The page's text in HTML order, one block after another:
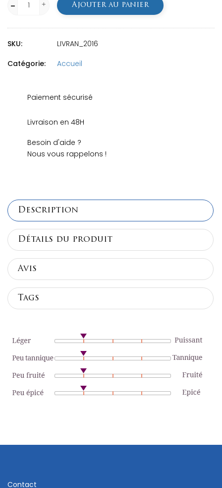
Ajouter au panier
SKU:
LIVRAN_2016
Catégorie:
Accueil
Paiement sécurisé
Livraison en 48H
Besoin d'aide ?
Nous vous rappelons !
Description
Détails du produit
Avis
Tags
Contact